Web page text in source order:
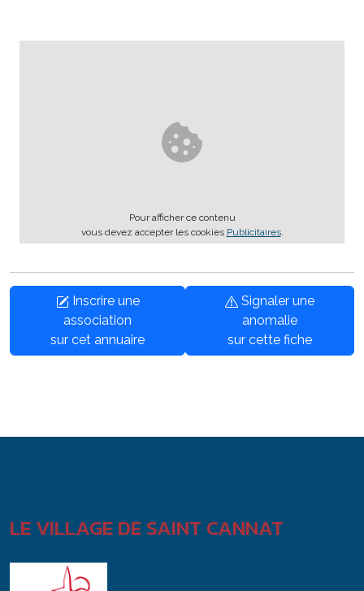
Pour afficher ce contenu
vous devez accepter les cookies Publicitaires.
Inscrire une
association
sur cet annuaire
Signaler une
anomalie
sur cette fiche
LE VILLAGE DE SAINT CANNAT